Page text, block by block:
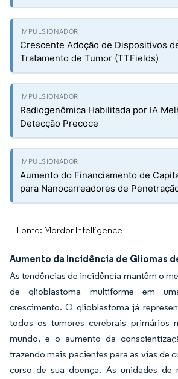
Crescente Adoção de Dispositivos
Tratamento de Tumor (TTFields)
Radiogenômica Habilitada por IA
Detecção Precoce
Aumento do Financiamento de
para Nanocarreadores de
Fonte: Mordor Intelligence
Aumento da Incidência de Gliomas
As tendências de incidência mantêm o
de glioblastoma multiforme em
crescimento. O glioblastoma já
todos os tumores cerebrais primários
mundo, e o aumento da
trazendo mais pacientes para as vias de
curso de sua doença. As unidades de